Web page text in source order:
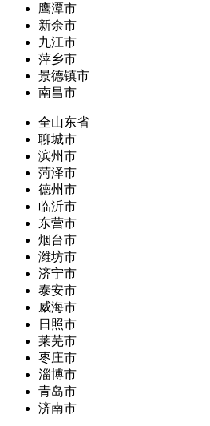
鹰潭市
新余市
九江市
萍乡市
景德镇市
南昌市
全山东省
聊城市
滨州市
菏泽市
德州市
临沂市
东营市
烟台市
潍坊市
济宁市
泰安市
威海市
日照市
莱芜市
枣庄市
淄博市
青岛市
济南市